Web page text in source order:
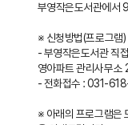
부영작은도서관에서
※ 신청방법(프로그램)
- 부영작은도서관 직
영아파트 관리사무소
- 전화접수 : 031-
※ 아래의 프로그램은